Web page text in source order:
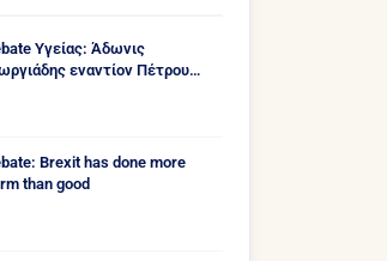
Υγείας: Άδωνις
εναντίον Πέτρου
Brexit has done more
than good